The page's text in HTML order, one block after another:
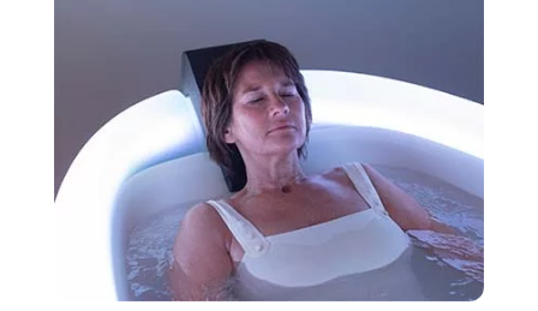
Les stations
Evaux-les-Bains
Salies-de-Béarn